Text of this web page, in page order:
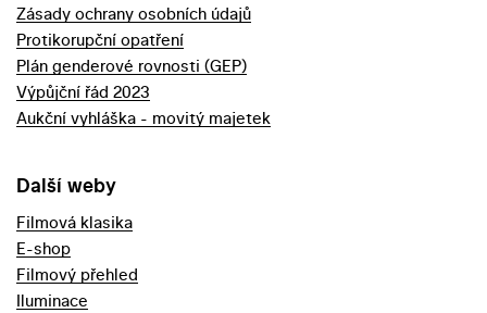
Zásady ochrany osobních údajů
Protikorupční opatření
Plán genderové rovnosti (GEP)
Výpůjční řád 2023
Aukční vyhláška - movitý majetek
Další weby
Filmová klasika
E-shop
Filmový přehled
Iluminace